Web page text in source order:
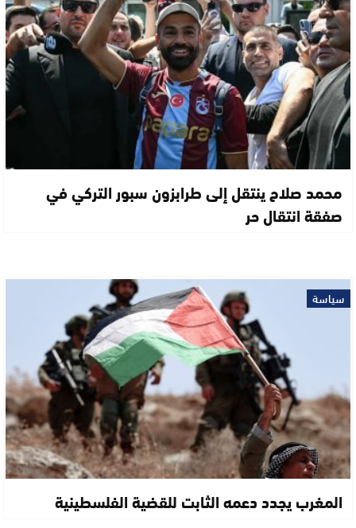
محمد صلاح ينتقل إلى طرابزون سبور التركي في
صفقة انتقال حر
سياسة
المغرب يجدد دعمه الثابت للقضية الفلسطينية